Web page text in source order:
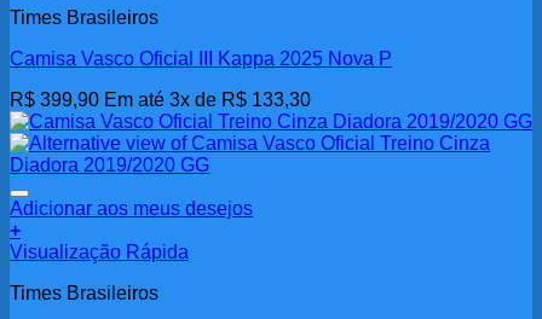
Times Brasileiros
Camisa Vasco Oficial III Kappa 2025 Nova P
R$ 399,90 Em até 3x de R$ 133,30
Adicionar aos meus desejos
+
Visualização Rápida
Times Brasileiros